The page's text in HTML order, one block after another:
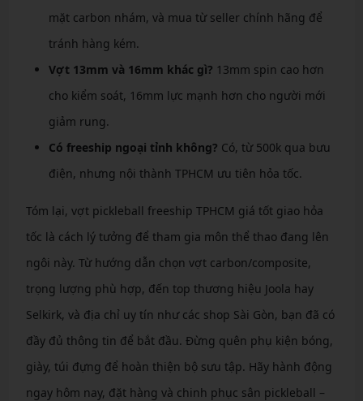
mặt carbon nhám, và mua từ seller chính hãng để
tránh hàng kém.
Vợt 13mm và 16mm khác gì? 13mm spin cao hơn
cho kiểm soát, 16mm lực mạnh hơn cho người mới
giảm rung.
Có freeship ngoại tỉnh không? Có, từ 500k qua bưu
điện, nhưng nội thành TPHCM ưu tiên hỏa tốc.
Tóm lại, vợt pickleball freeship TPHCM giá tốt giao hỏa
tốc là cách lý tưởng để tham gia môn thể thao đang lên
ngôi này. Từ hướng dẫn chọn vợt carbon/composite,
trọng lượng phù hợp, đến top thương hiệu Joola hay
Selkirk, và địa chỉ uy tín như các shop Sài Gòn, bạn đã có
đầy đủ thông tin để bắt đầu. Đừng quên phụ kiện bóng,
giày, túi đựng để hoàn thiện bộ sưu tập. Hãy hành động
ngay hôm nay, đặt hàng và chinh phục sân pickleball –